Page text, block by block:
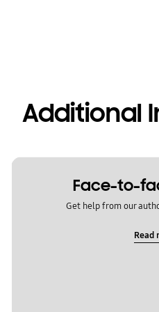
Additional
Face-to-
Get help from our
Read